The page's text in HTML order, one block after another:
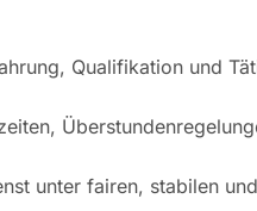
Qualifikation und
unter fairen, stabilen